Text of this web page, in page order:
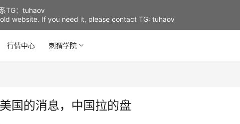
行情中心 刺猬学院
国的消息，中国拉的盘
TG：tuhaov
website. If you need it, please contact TG: tuhaov